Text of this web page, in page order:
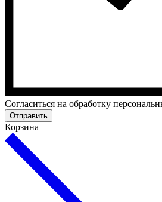
Cогласиться на обработку
Отправить
Корзина